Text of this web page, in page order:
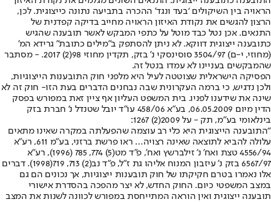
הראויה בין השיקולים ‘בעד ונגד’ ההכרה בתביעה נתונה כייצוגית. לכן,
הרצון להגשים את נקודת האיזון הראויה מחייב בדיקה קפדנית של
התנאים. אכן נטל כבד מוטל על כתפי המבקש לאשר תובענה שהגיש
כתובענה ייצוגית דווקא. לא ניתן להסתפק ב”מילים כתובת” גרידא המ’
(מחוזי, י-ם) 3504/97 סוסינסקי נ’ בזק, תקדין מחוזי 98(2) 2017. - מסתבר
שהמבקשים בעניינו לא עמדו בנטל זה.
הפסיקה הישראלית שצוטטה לעיל היא מלפני חוק התובענות הייצוגיות,
ולכן נדגיש, כי ברמה העקרונית שבה נבחנים הדברים בעת הזו- חוק זה לא
שינה את שידענו לפניו. בית המשפט העליון אף ציין זאת במפורש בפסק
הדין מיום 06.05.2009, בע”א 458/06 עו”ד יובל שטנדל נ’ חברת בזק
בינלאומי בע”מ, תק - על 2009(2) 1267:
“התובענה הייצוגית היא כלי רב עוצמה שהפעלתה במקרה שאינו מתאים
עלולה להביא לתוצאה שאינה רצויה… ראו פרשת ברזני, בע”מ 611, רע”א
4556/94 טצת ואח’ נ’ זילברשץ ואח’, פ”ד מט(5) 774, 785 (1996), רע”א
6567/97 בזק נ’ עיזבון המנוח אליהו גת ז”ל, פ”ד נב(2) 713, 719(1998). דברים
אלו נאמרו בטרם חקיקתו של חוק תובענות ייצוגיות, אך נכונים הם גם
במצב המשפטי כיום. החוק החדש, לא יצר מהפכה בהסדרת אישורי
תובענה ייצוגית ואין הוראה המתייחסת במפורש לכוונה לשנות את המצב